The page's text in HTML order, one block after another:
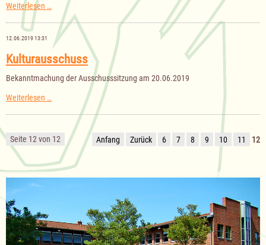
Weiterlesen …1.
Satzung
zur
Änderung
der
Satzung
über
Straßenreinigung
der
Gemeinde
(Straßenreinigungssatzung)
12.06.2019 13:31
Kulturausschuss
Bekanntmachung der Ausschusssitzung am 20.06.2019
Weiterlesen … Kulturausschuss
Seite 12 von 12 Anfang Zurück 6 7 8 9 10 11 12